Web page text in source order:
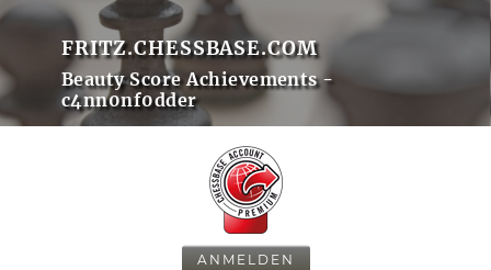
FRITZ.CHESSBASE.COM
Beauty Score Achievements -
c4nn0nf0dder
ANMELDEN